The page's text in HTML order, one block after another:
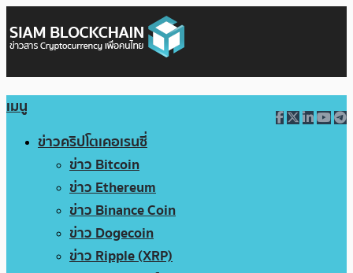
เมนู
ข่าวคริปโตเคอเรนซี่
ข่าว Bitcoin
ข่าว Ethereum
ข่าว Binance Coin
ข่าว Dogecoin
ข่าว Ripple (XRP)